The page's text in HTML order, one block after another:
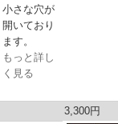
小さな穴が
開いており
ます。
もっと詳し
く見る
3,300円